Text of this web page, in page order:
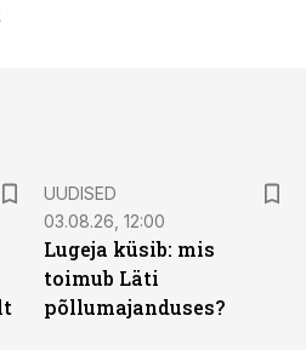
UUDISED
03.08.26, 12:00
Lugeja küsib: mis
toimub Läti
põllumajanduses?